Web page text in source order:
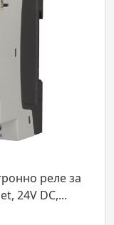
E4-UC-16RE1 -
8 за